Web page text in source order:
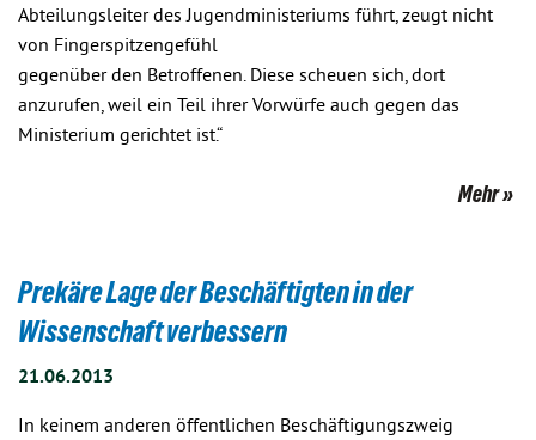
Abteilungsleiter des Jugendministeriums führt, zeugt nicht
von Fingerspitzengefühl
gegenüber den Betroffenen. Diese scheuen sich, dort
anzurufen, weil ein Teil ihrer Vorwürfe auch gegen das
Ministerium gerichtet ist.“
Mehr
Prekäre Lage der Beschäftigten in der
Wissenschaft verbessern
21.06.2013
In keinem anderen öffentlichen Beschäftigungszweig